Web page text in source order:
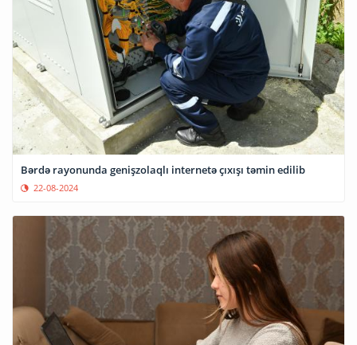
Bərdə rayonunda genişzolaqlı internetə çıxışı təmin edilib
22-08-2024